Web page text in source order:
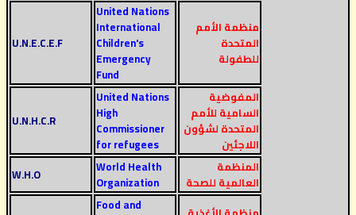
U.N.E.C.E.F
United Nations
International
Children's
Emergency
Fund
منظمة الأمم
المتحدة
للطفولة
U.N.H.C.R
United Nations
High
Commissioner
for refugees
المفوضية
السامية للأمم
المتحدة لشؤون
اللاجئين
W.H.O
World Health
Organization
المنظمة
العالمية للصحة
Food and